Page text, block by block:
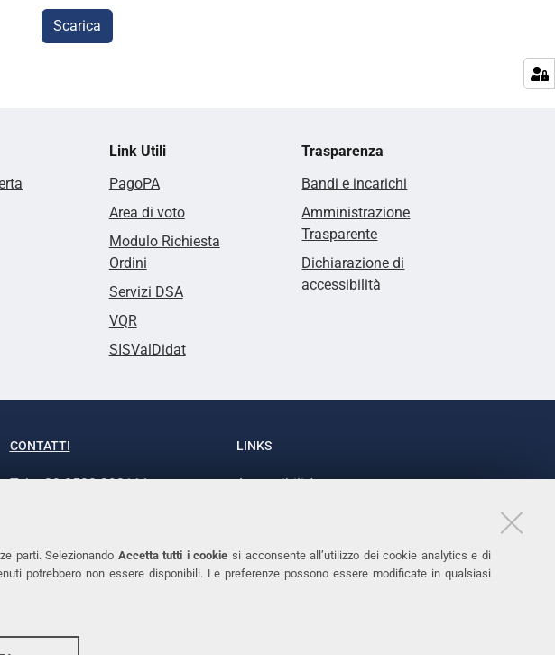
parti. Selezionando Accetta tutti i cookie si acconsente all’utilizzo dei cookie analytics e di
potrebbero non essere disponibili. Le preferenze possono essere modificate in qualsiasi
Scarica
Link Utili
PagoPA
Area di voto
Modulo Richiesta
Ordini
Servizi DSA
VQR
SISValDidat
Trasparenza
Bandi e incarichi
Amministrazione
Trasparente
Dichiarazione di
accessibilità
CONTATTI
Tel. +39 0532 293111
LINKS
Accessibilità
Cookies